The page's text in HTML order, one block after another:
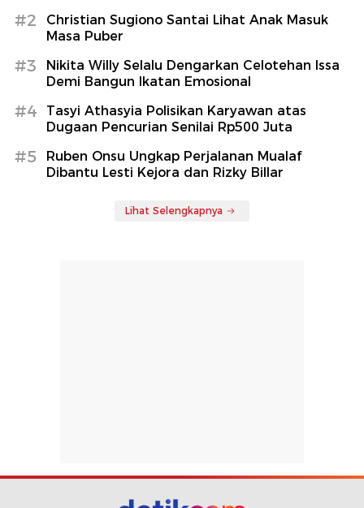
#2
Christian Sugiono Santai Lihat Anak Masuk
Masa Puber
#3
Nikita Willy Selalu Dengarkan Celotehan Issa
Demi Bangun Ikatan Emosional
#4
Tasyi Athasyia Polisikan Karyawan atas
Dugaan Pencurian Senilai Rp500 Juta
#5
Ruben Onsu Ungkap Perjalanan Mualaf
Dibantu Lesti Kejora dan Rizky Billar
Lihat Selengkapnya